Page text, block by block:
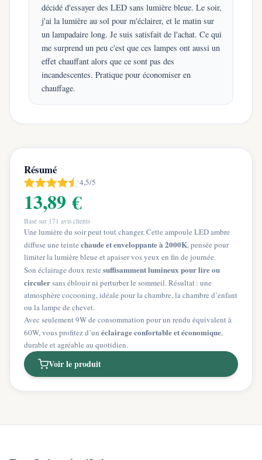
décidé d'essayer des LED sans lumière bleue. Le soir,
j'ai la lumière au sol pour m'éclairer, et le matin sur
un lampadaire long. Je suis satisfait de l'achat. Ce qui
me surprend un peu c'est que ces lampes ont aussi un
effet chauffant alors que ce sont pas des
incandescentes. Pratique pour économiser en
chauffage.
Résumé
4,5/5
13,89 €
Basé sur 171 avis clients
Une lumière du soir peut tout changer. Cette ampoule LED ambre
diffuse une teinte chaude et enveloppante à 2000K, pensée pour
limiter la lumière bleue et apaiser vos yeux en fin de journée.
Son éclairage doux reste suffisamment lumineux pour lire ou
circulersans éblouir ni perturber le sommeil. Résultat : une
atmosphère cocooning, idéale pour la chambre, la chambre d’enfant
ou la lampe de chevet.
Avec seulement 9W de consommation pour un rendu équivalent à
60W, vous profitez d’un éclairage confortable et économique,
durable et agréable au quotidien.
Voir le produit